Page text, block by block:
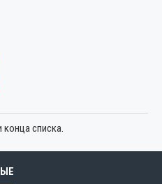
списка.